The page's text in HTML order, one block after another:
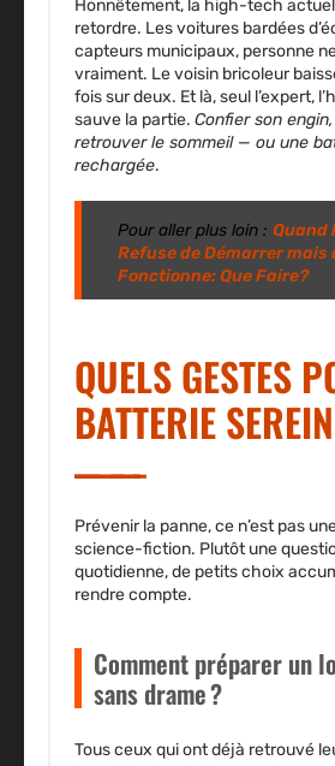
Honnêtement, la high-tech
retordre. Les voitures bardées
capteurs municipaux, personne
vraiment. Le voisin bricoleur
fois sur deux. Et là, seul l’expert,
sauve la partie. Confier son
retrouver le sommeil — ou une
rechargée.
Pour aller plus loin : Quand
Refuse de Démarrer mais
Fonctionne: Que Faire?
QUELS GESTES
BATTERIE
Prévenir la panne, ce n’est pas
science-fiction. Plutôt une
quotidienne, de petits choix
rendre compte.
Comment préparer un
sans drame ?
Tous ceux qui ont déjà retrouvé